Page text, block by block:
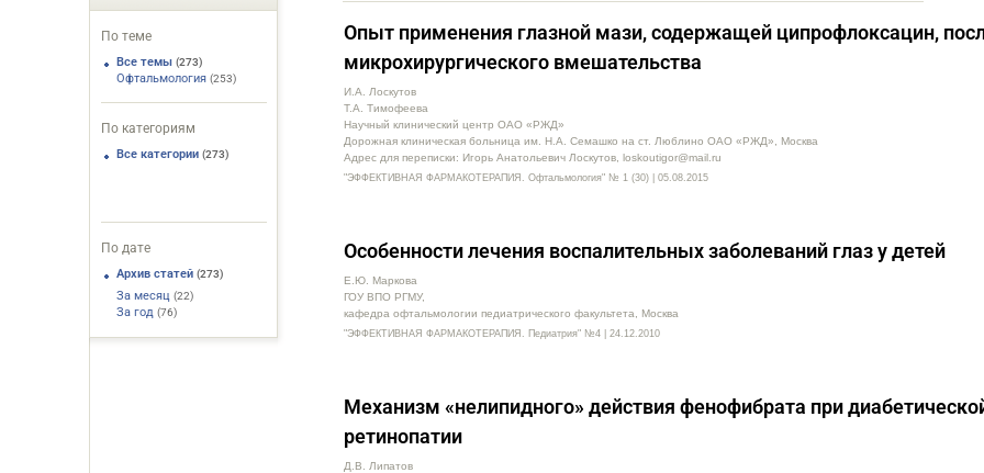
По теме
Все темы (273)
Офтальмология (253)
По категориям
Все категории (273)
По дате
Архив статей (273)
За месяц (22)
За год (76)
Опыт применения глазной мази, содержащей ципрофлоксацин,
микрохирургического вмешательства
И.А. Лоскутов
Т.А. Тимофеева
Научный клинический центр ОАО «РЖД»
Дорожная клиническая больница им. Н.А. Семашко на ст. Люблино ОАО «РЖД», Москва
Адрес для переписки: Игорь Анатольевич Лоскутов, loskoutigor@mail.ru
"ЭФФЕКТИВНАЯ ФАРМАКОТЕРАПИЯ. Офтальмология" № 1 (30) | 05.08.2015
Особенности лечения воспалительных заболеваний глаз у детей
Е.Ю. Маркова
ГОУ ВПО РГМУ,
кафедра офтальмологии педиатрического факультета, Москва
"ЭФФЕКТИВНАЯ ФАРМАКОТЕРАПИЯ. Педиатрия" №4 | 24.12.2010
Механизм «нелипидного» действия фенофибрата при
ретинопатии
Д.В. Липатов